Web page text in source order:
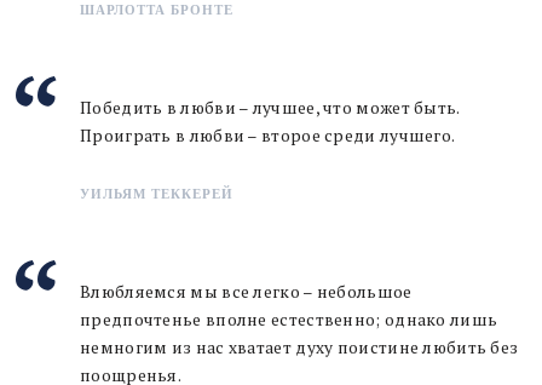
ШАРЛОТТА БРОНТЕ
Победить в любви – лучшее, что может быть.
Проиграть в любви – второе среди лучшего.
УИЛЬЯМ ТЕККЕРЕЙ
Влюбляемся мы все легко – небольшое
предпочтенье вполне естественно; однако лишь
немногим из нас хватает духу поистине любить без
поощренья.